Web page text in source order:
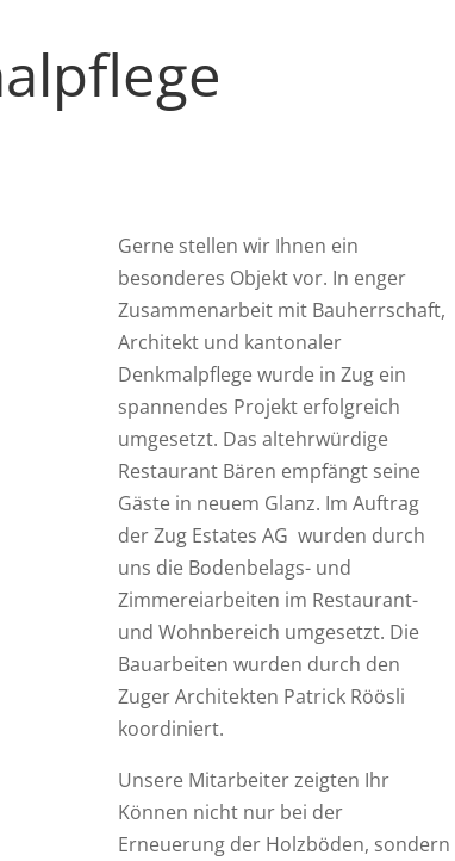
Gerne stellen wir Ihnen ein
besonderes Objekt vor. In enger
Zusammenarbeit mit Bauherrschaft,
Architekt und kantonaler
Denkmalpflege wurde in Zug ein
spannendes Projekt erfolgreich
umgesetzt. Das altehrwürdige
Restaurant Bären empfängt seine
Gäste in neuem Glanz. Im Auftrag
der Zug Estates AG wurden durch
uns die Bodenbelags- und
Zimmereiarbeiten im Restaurant-
und Wohnbereich umgesetzt. Die
Bauarbeiten wurden durch den
Zuger Architekten Patrick Röösli
koordiniert.
Unsere Mitarbeiter zeigten Ihr
Können nicht nur bei der
Erneuerung der Holzböden, sondern